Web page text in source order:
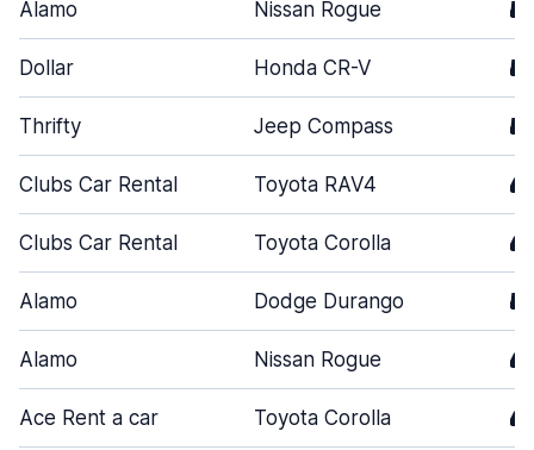
Alamo Nissan Rogue 5
Dollar Honda CR-V 5
Thrifty Jeep Compass 5
Clubs Car Rental Toyota RAV4 4
Clubs Car Rental Toyota Corolla 4
Alamo Dodge Durango 5
Alamo Nissan Rogue 4
Ace Rent a car Toyota Corolla 4